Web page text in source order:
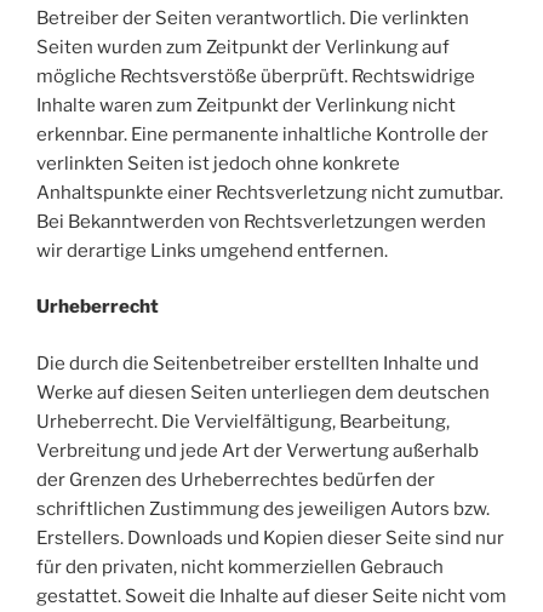
Betreiber der Seiten verantwortlich. Die verlinkten
Seiten wurden zum Zeitpunkt der Verlinkung auf
mögliche Rechtsverstöße überprüft. Rechtswidrige
Inhalte waren zum Zeitpunkt der Verlinkung nicht
erkennbar. Eine permanente inhaltliche Kontrolle der
verlinkten Seiten ist jedoch ohne konkrete
Anhaltspunkte einer Rechtsverletzung nicht zumutbar.
Bei Bekanntwerden von Rechtsverletzungen werden
wir derartige Links umgehend entfernen.
Urheberrecht
Die durch die Seitenbetreiber erstellten Inhalte und
Werke auf diesen Seiten unterliegen dem deutschen
Urheberrecht. Die Vervielfältigung, Bearbeitung,
Verbreitung und jede Art der Verwertung außerhalb
der Grenzen des Urheberrechtes bedürfen der
schriftlichen Zustimmung des jeweiligen Autors bzw.
Erstellers. Downloads und Kopien dieser Seite sind nur
für den privaten, nicht kommerziellen Gebrauch
gestattet. Soweit die Inhalte auf dieser Seite nicht vom